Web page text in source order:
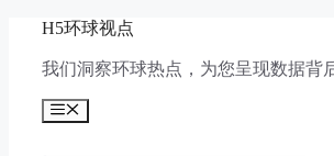
H5环球视点
我们洞察环球热点，为您呈现数据背
菜